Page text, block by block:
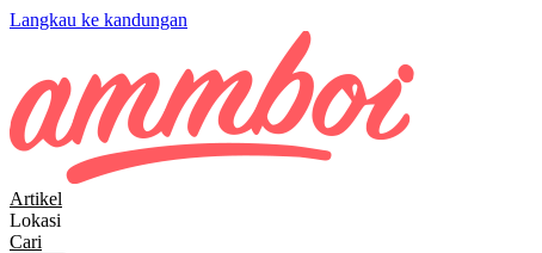
Langkau ke kandungan
Artikel
Lokasi
Cari